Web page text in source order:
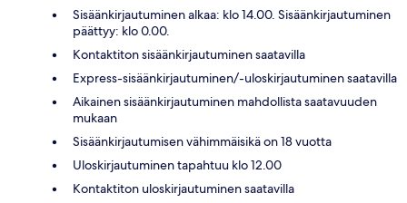
Sisäänkirjautuminen alkaa: klo 14.00. Sisäänkirjautuminen
päättyy: klo 0.00.
Kontaktiton sisäänkirjautuminen saatavilla
Express-sisäänkirjautuminen/-uloskirjautuminen saatavilla
Aikainen sisäänkirjautuminen mahdollista saatavuuden
mukaan
Sisäänkirjautumisen vähimmäisikä on 18 vuotta
Uloskirjautuminen tapahtuu klo 12.00
Kontaktiton uloskirjautuminen saatavilla